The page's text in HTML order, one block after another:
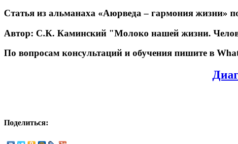
Статья из альманаха «Аюрведа – гармония жизни»
Автор: С.К. Каминский "Молоко нашей жизни.
По вопросам консультаций и обучения пишите в
Поделиться: